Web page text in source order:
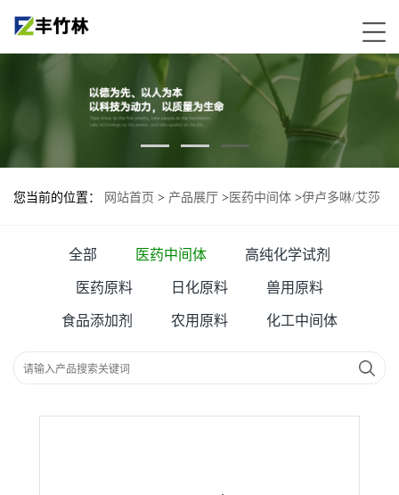
您当前的位置： 网站首页 > 产品展厅 > 医药中间体 >伊卢多啉/艾莎
全部 医药中间体 高纯化学试剂
医药原料 日化原料 兽用原料
食品添加剂 农用原料 化工中间体